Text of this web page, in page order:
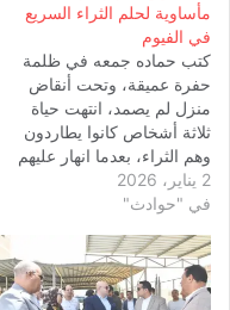
مأساوية لحلم الثراء السريع
في الفيوم
كتب حماده جمعه في ظلمة
حفرة عميقة، وتحت أنقاض
منزل لم يصمد، انتهت حياة
ثلاثة أشخاص كانوا يطاردون
وهم الثراء، بعدما انهار عليهم
المنزل أثناء التنقيب غير
المشروع عن الآثار داخل إحدى
بمحافظة الفيوم. حفرة بعمق
الموت الواقعة شهدتها القرية
الثامنة، حيث كان الضحايا داخل
2 يناير، 2026
في "حوادث"